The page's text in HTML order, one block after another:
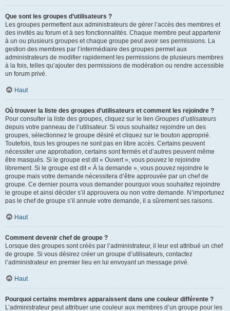
Que sont les groupes d’utilisateurs ?
Les groupes permettent aux administrateurs de gérer l’accès des membres et
des invités au forum et à ses fonctionnalités. Chaque membre peut appartenir
à un ou plusieurs groupes et chaque groupe peut avoir ses permissions. La
gestion des membres par l’intermédiaire des groupes permet aux
administrateurs de modifier rapidement les permissions de plusieurs membres
à la fois, telles qu’ajouter des permissions de modération ou rendre accessible
un forum privé.
Haut
Où trouver la liste des groupes d’utilisateurs et comment les rejoindre ?
Pour consulter la liste des groupes, cliquez sur le lien Groupes d’utilisateurs
depuis votre panneau de l’utilisateur. Si vous souhaitez rejoindre un des
groupes, sélectionnez le groupe désiré et cliquez sur le bouton approprié.
Toutefois, tous les groupes ne sont pas en libre accès. Certains peuvent
nécessiter une approbation, certains sont fermés et d’autres peuvent même
être masqués. Si le groupe est dit « Ouvert », vous pouvez le rejoindre
librement. Si le groupe est dit « À la demande », vous pouvez rejoindre le
groupe mais votre demande nécessitera d’être approuvée par un chef de
groupe. Ce dernier pourra vous demander pourquoi vous souhaitez rejoindre
le groupe et ainsi décider s’il approuvera ou non votre demande. N’importunez
pas le chef de groupe s’il annule votre demande, il a sûrement ses raisons.
Haut
Comment devenir chef de groupe ?
Lorsque des groupes sont créés par l’administrateur, il leur est attribué un chef
de groupe. Si vous désirez créer un groupe d’utilisateurs, contactez
l’administrateur en premier lieu en lui envoyant un message privé.
Haut
Pourquoi certains membres apparaissent dans une couleur différente ?
L’administrateur peut attribuer une couleur aux membres d’un groupe pour les